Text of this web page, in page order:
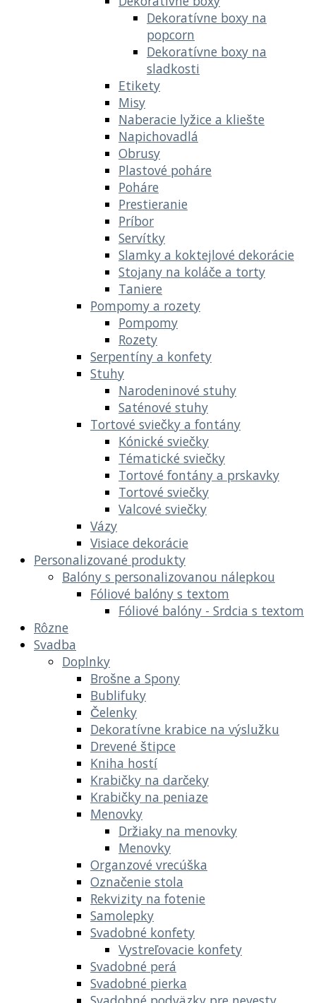
Dekoratívne boxy na
popcorn
Dekoratívne boxy na
sladkosti
Etikety
Misy
Naberacie lyžice a kliešte
Napichovadlá
Obrusy
Plastové poháre
Poháre
Prestieranie
Príbor
Servítky
Slamky a koktejlové dekorácie
Stojany na koláče a torty
Taniere
Pompomy a rozety
Pompomy
Rozety
Serpentíny a konfety
Stuhy
Narodeninové stuhy
Saténové stuhy
Tortové sviečky a fontány
Kónické sviečky
Tématické sviečky
Tortové fontány a prskavky
Tortové sviečky
Valcové sviečky
Vázy
Visiace dekorácie
Personalizované produkty
Balóny s personalizovanou nálepkou
Fóliové balóny s textom
Fóliové balóny - Srdcia s textom
Rôzne
Svadba
Doplnky
Brošne a Spony
Bublifuky
Čelenky
Dekoratívne krabice na výslužku
Drevené štipce
Kniha hostí
Krabičky na darčeky
Krabičky na peniaze
Menovky
Držiaky na menovky
Menovky
Organzové vrecúška
Označenie stola
Rekvizity na fotenie
Samolepky
Svadobné konfety
Vystreľovacie konfety
Svadobné perá
Svadobné pierka